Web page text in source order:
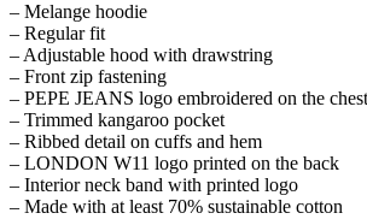
– Melange hoodie
– Regular fit
– Adjustable hood with drawstring
– Front zip fastening
– PEPE JEANS logo embroidered on the chest
– Trimmed kangaroo pocket
– Ribbed detail on cuffs and hem
– LONDON W11 logo printed on the back
– Interior neck band with printed logo
– Made with at least 70% sustainable cotton